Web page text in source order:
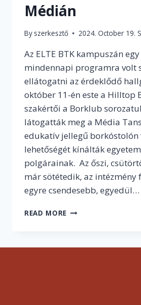
Médián
By szerkesztő 2024. October 19.
Az ELTE BTK kampuszán
mindennapi programra volt
ellátogatni az érdeklődő
október 11-én este a Hilltop
szakértői a Borklub
látogatták meg a Média
edukatív jellegű borkóstolón
lehetőségét kínálták
polgárainak. Az őszi,
már sötétedik, az intézmény
egyre csendesebb, egyedül…
READ MORE „LÁSD